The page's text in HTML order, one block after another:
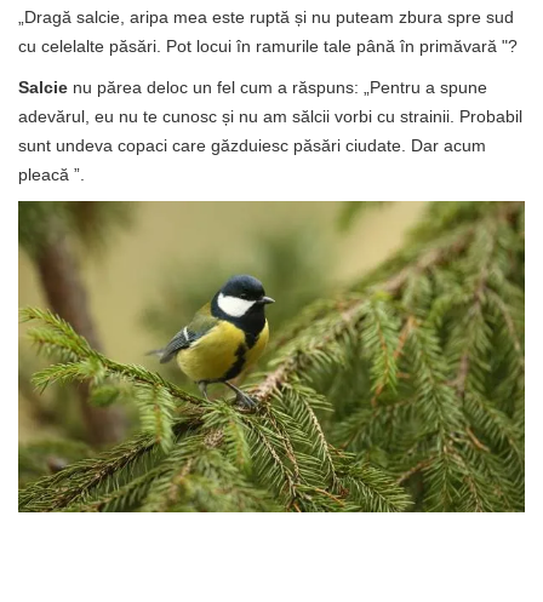
„Dragă salcie, aripa mea este ruptă și nu puteam zbura spre sud
cu celelalte păsări. Pot locui în ramurile tale până în primăvară "?
Salcie nu părea deloc un fel cum a răspuns: „Pentru a spune
adevărul, eu nu te cunosc și nu am sălcii vorbi cu strainii. Probabil
sunt undeva copaci care găzduiesc păsări ciudate. Dar acum
pleacă ”.